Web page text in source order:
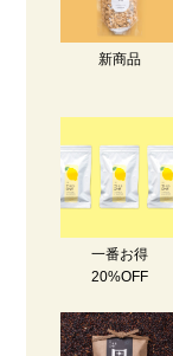
新商品
一番お得
20%OFF